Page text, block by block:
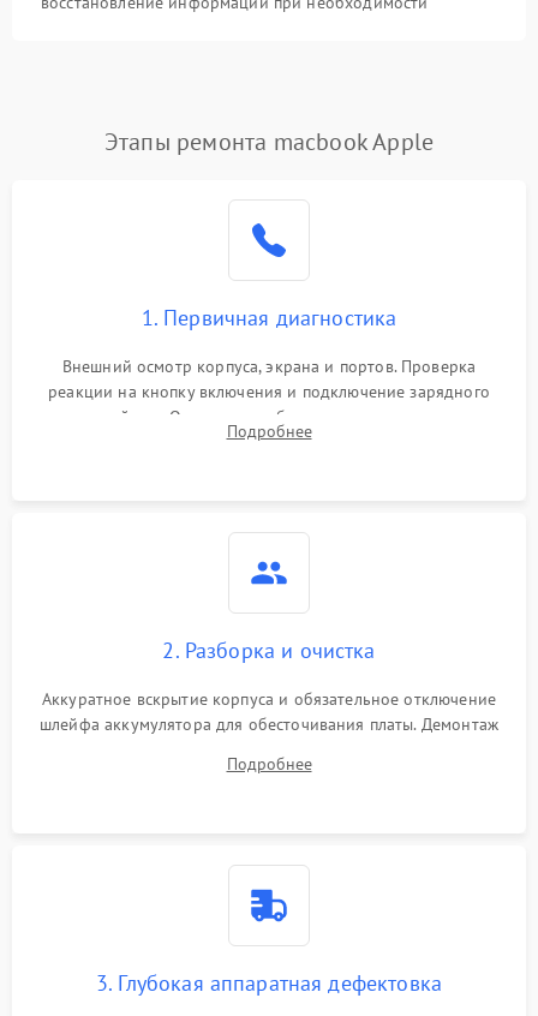
Этапы ремонта macbook Apple
1. Первичная диагностика
Внешний осмотр корпуса, экрана и портов. Проверка
реакции на кнопку включения и подключение зарядного
устройства. Оценка потребления тока с помощью
лабораторного блока питания для локализации проблемы.
Подробнее
2. Разборка и очистка
Аккуратное вскрытие корпуса и обязательное отключение
шлейфа аккумулятора для обесточивания платы. Демонтаж
высохшей термопасты с кристаллов чипов.
Подробнее
3. Глубокая аппаратная дефектовка